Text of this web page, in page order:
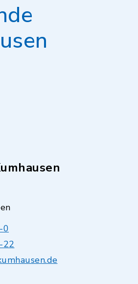
0
22